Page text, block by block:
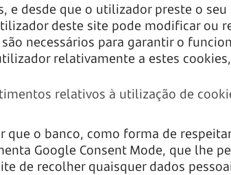
e desde que o utilizador preste o
deste site pode modificar ou
necessários para garantir o
relativamente a estes
relativos à utilização de
o banco, como forma de
Google Consent Mode, que lhe
de recolher quaisquer dados